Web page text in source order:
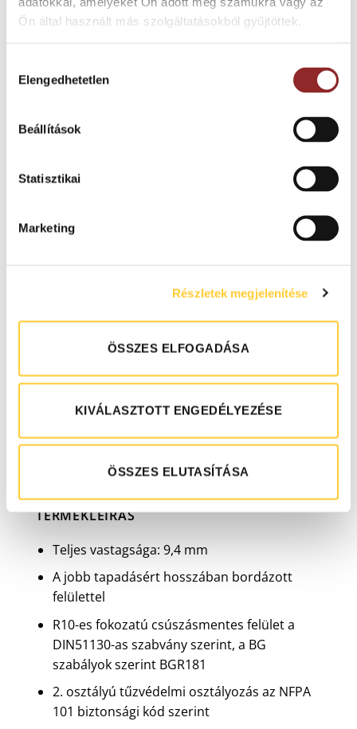
Ön által használt más szolgáltatásokból gyűjtöttek.
kiválasztása
Elengedhetetlen
Beállítások
Statisztikai
Marketing
Részletek megjelenítése
ÖSSZES ELFOGADÁSA
KIVÁLASZTOTT ENGEDÉLYEZÉSE
ÖSSZES ELUTASÍTÁSA
CSÚSZÁSGÁTLÓ
TEKERCSES KIVITEL
EGYEDI MÉRETRE
TERMÉKLEÍRÁS
Teljes vastagsága: 9,4 mm
A jobb tapadásért hosszában bordázott
felülettel
R10-es fokozatú csúszásmentes felület a
DIN51130-as szabvány szerint, a BG
szabályok szerint BGR181
2. osztályú tűzvédelmi osztályozás az NFPA
101 biztonsági kód szerint